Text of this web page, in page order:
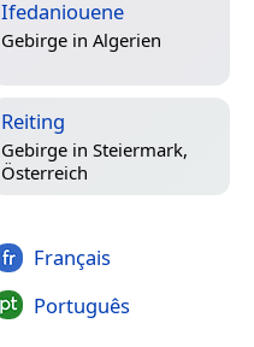
Ifedaniouene
Gebirge in Algerien
Reiting
Gebirge in Steiermark,
Österreich
Français
Português